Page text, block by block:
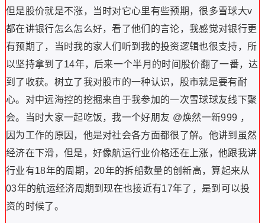
但是股价就是不涨，当时对它心里有些预期，很多雪球大v
都在讲银行怎么怎么好，看了他们的言论，我感觉对银行更
有预期了，当时我的家人们听到我的投资逻辑也很支持，所
以坚持拿到了14年，后来一个半月的时间股价翻了一番，达
到了收获。树立了我对股市的一种认识，股市就是要有耐
心。对中远海控的挖掘来自于我参加的一次雪球球友线下聚
会。当时大家一起吃饭，我一个好朋友 @焕然一新999 ，
因为工作的原因，他是对社会各方面都很了解。他讲到虽然
经济在下滑，但是，好像航运行业价格还在上涨，他跟我讲
行业有18年的周期，20年的拆船数量的创新高，算起来从
03年的航运经济周期到现在也接近有17年了，是到可以投
资的时候了。